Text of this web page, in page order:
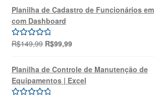
original
era:
R$69,99.
atual
é:
Planilha de Cadastro de Funcionários
com Dashboard
Avaliação
R$149,99 O
original
era:
R$149,99.
R$99,99O
atual
é:
R$99,99.
Planilha de Controle de Manutenção de
Equipamentos | Excel